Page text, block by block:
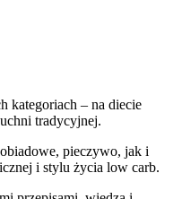
kategoriach – na diecie
tradycyjnej.
pieczywo, jak i
i stylu życia low carb.